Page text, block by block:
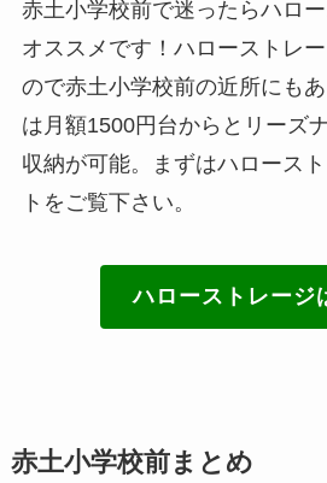
赤土小学校前で迷ったらハロ
オススメです！ハローストレ
ので赤土小学校前の近所にも
は月額1500円台からとリーズ
収納が可能。まずはハロース
トをご覧下さい。
ハローストレージ
赤土小学校前まとめ